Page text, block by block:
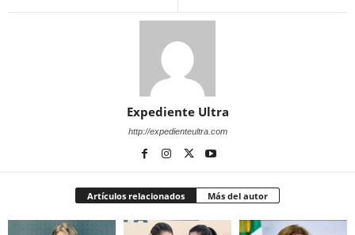
Expediente Ultra
http://expedienteultra.com
Artículos relacionados Más del autor